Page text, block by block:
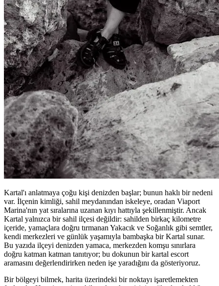
Kartal'ı anlatmaya çoğu kişi denizden başlar; bunun haklı bir nedeni
var. İlçenin kimliği, sahil meydanından iskeleye, oradan Viaport
Marina'nın yat sıralarına uzanan kıyı hattıyla şekillenmiştir. Ancak
Kartal yalnızca bir sahil ilçesi değildir: sahilden birkaç kilometre
içeride, yamaçlara doğru tırmanan Yakacık ve Soğanlık gibi semtler,
kendi merkezleri ve günlük yaşamıyla bambaşka bir Kartal sunar.
Bu yazıda ilçeyi denizden yamaca, merkezden komşu sınırlara
doğru katman katman tanıtıyor; bu dokunun bir kartal escort
aramasını değerlendirirken neden işe yaradığını da gösteriyoruz.
Bir bölgeyi bilmek, harita üzerindeki bir noktayı işaretlemekten